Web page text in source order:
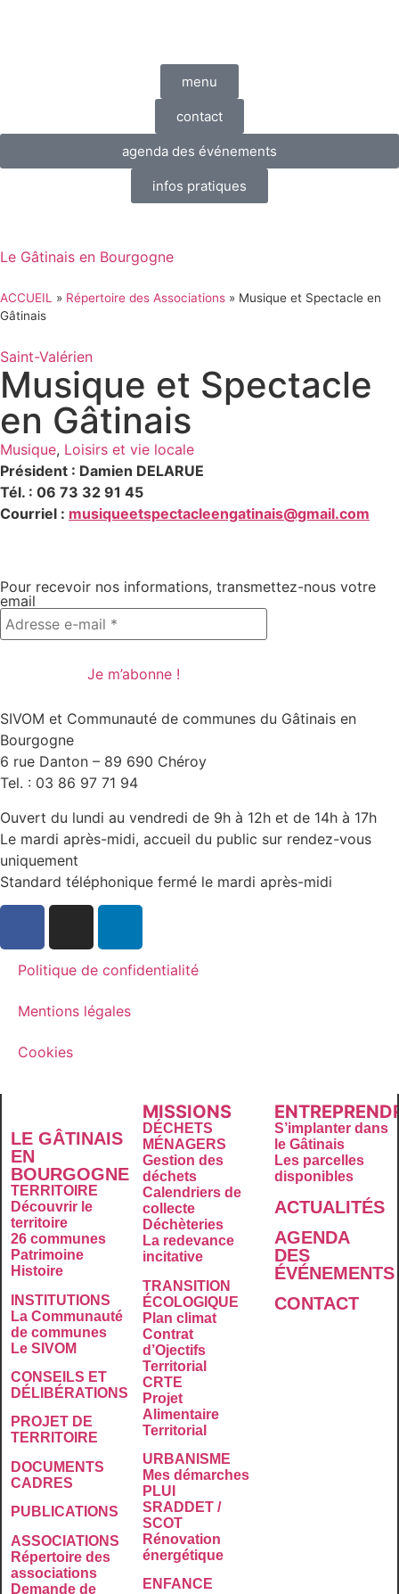
menu
contact
agenda des événements
infos pratiques
Le Gâtinais en Bourgogne
ACCUEIL » Répertoire des Associations » Musique et Spectacle en
Gâtinais
Saint-Valérien
Musique et Spectacle
en Gâtinais
Musique, Loisirs et vie locale
Président : Damien DELARUE
Tél. : 06 73 32 91 45
Courriel : musiqueetspectacleengatinais@gmail.com
Pour recevoir nos informations, transmettez-nous votre
email
SIVOM et Communauté de communes du Gâtinais en
Bourgogne
6 rue Danton – 89 690 Chéroy
Tel. : 03 86 97 71 94
Ouvert du lundi au vendredi de 9h à 12h et de 14h à 17h
Le mardi après-midi, accueil du public sur rendez-vous
uniquement
Standard téléphonique fermé le mardi après-midi
Politique de confidentialité
Mentions légales
Cookies
LE GÂTINAIS
EN
BOURGOGNE
TERRITOIRE
Découvrir le
territoire
26 communes
Patrimoine
Histoire
INSTITUTIONS
La Communauté
de communes
Le SIVOM
CONSEILS ET
DÉLIBÉRATIONS
PROJET DE
TERRITOIRE
DOCUMENTS
CADRES
PUBLICATIONS
ASSOCIATIONS
Répertoire des
associations
Demande de
MISSIONS
DÉCHETS
MÉNAGERS
Gestion des
déchets
Calendriers de
collecte
Déchèteries
La redevance
incitative
TRANSITION
ÉCOLOGIQUE
Plan climat
Contrat
d’Ojectifs
Territorial
CRTE
Projet
Alimentaire
Territorial
URBANISME
Mes démarches
PLUI
SRADDET /
SCOT
Rénovation
énergétique
ENFANCE
S’implanter dans
le Gâtinais
Les parcelles
disponibles
ACTUALITÉS
AGENDA
DES
ÉVÉNEMENTS
CONTACT